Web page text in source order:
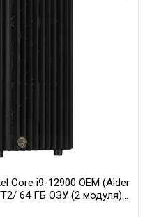
Core i9-12900 OEM (Alder
T2/ 64 ГБ ОЗУ (2 модуля)/
16GB GDDR7 256bit 3xDP